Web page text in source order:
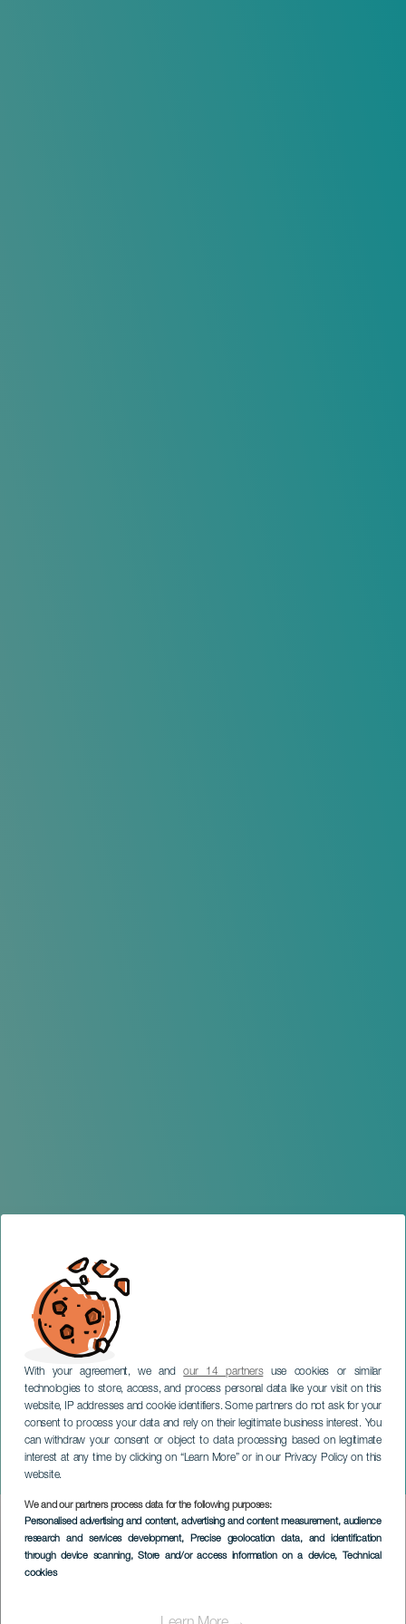
With your agreement, we andour 14 partnersuse cookies or similar
technologies to store, access, and process personal data like your visit on this
website, IP addresses and cookie identifiers. Some partners do not ask for your
consent to process your data and rely on their legitimate business interest. You
can withdraw your consent or object to data processing based on legitimate
interest at any time by clicking on “Learn More” or in our Privacy Policy on this
website.
We and our partners process data for the following purposes:
Personalised advertising and content, advertising and content measurement, audience
research and services development, Precise geolocation data, and identification
through device scanning, Store and/or access information on a device, Technical
cookies
Yo viviré. Tributo a Celia
Cruz
EL HIERRO
Imagen
Listado